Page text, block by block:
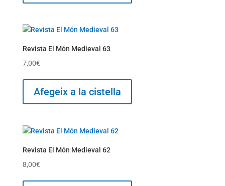
Revista El Món Medieval 63
7,00€
Afegeix a la cistella
Revista El Món Medieval 62
8,00€